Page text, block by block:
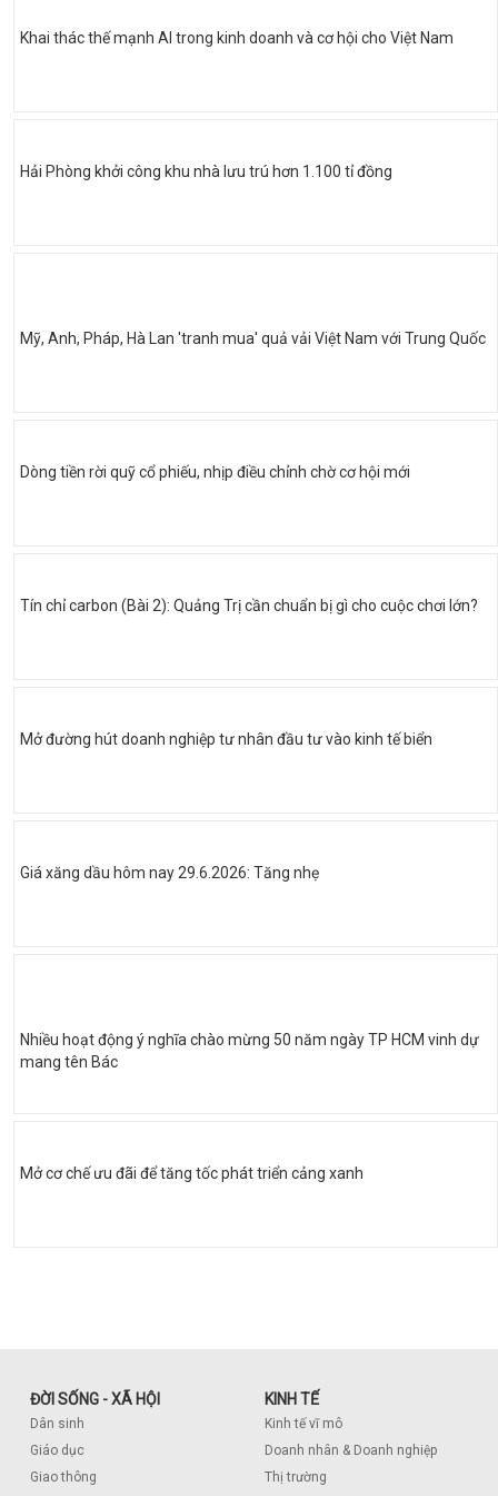
Khai thác thế mạnh AI trong kinh doanh và cơ hội cho Việt Nam
Hải Phòng khởi công khu nhà lưu trú hơn 1.100 tỉ đồng
Mỹ, Anh, Pháp, Hà Lan 'tranh mua' quả vải Việt Nam với Trung Quốc
Dòng tiền rời quỹ cổ phiếu, nhịp điều chỉnh chờ cơ hội mới
Tín chỉ carbon (Bài 2): Quảng Trị cần chuẩn bị gì cho cuộc chơi lớn?
Mở đường hút doanh nghiệp tư nhân đầu tư vào kinh tế biển
Giá xăng dầu hôm nay 29.6.2026: Tăng nhẹ
Nhiều hoạt động ý nghĩa chào mừng 50 năm ngày TP HCM vinh dự
mang tên Bác
Mở cơ chế ưu đãi để tăng tốc phát triển cảng xanh
ĐỜI SỐNG - XÃ HỘI
Dân sinh
Giáo dục
Giao thông
KINH TẾ
Kinh tế vĩ mô
Doanh nhân & Doanh nghiệp
Thị trường